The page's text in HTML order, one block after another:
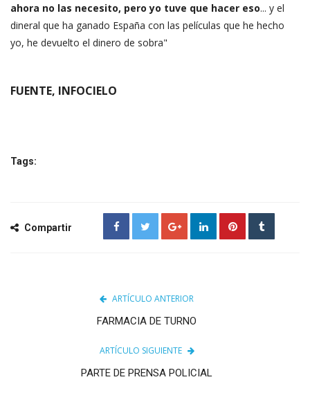
ahora no las necesito, pero yo tuve que hacer eso... y el
dineral que ha ganado España con las películas que he hecho
yo, he devuelto el dinero de sobra"
FUENTE, INFOCIELO
Tags:
Compartir
ARTÍCULO ANTERIOR
FARMACIA DE TURNO
ARTÍCULO SIGUIENTE
PARTE DE PRENSA POLICIAL